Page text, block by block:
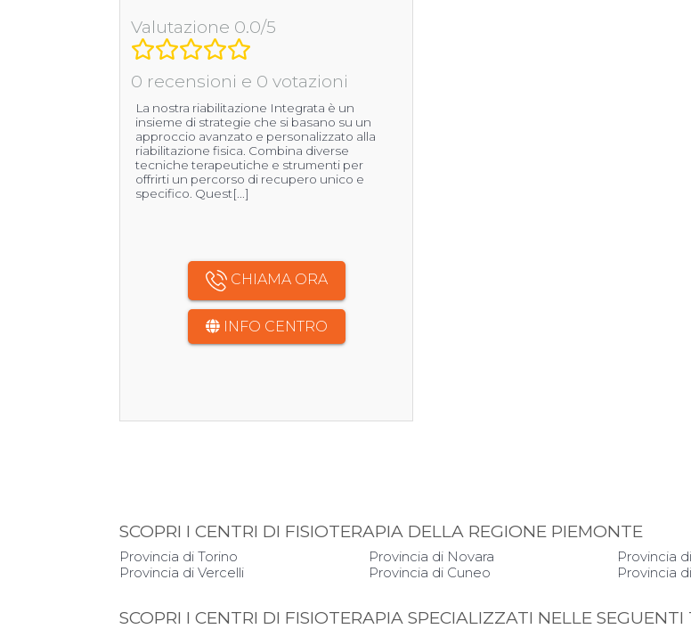
Valutazione 0.0/5
0 recensioni e 0 votazioni
La nostra riabilitazione Integrata è un
insieme di strategie che si basano su un
approccio avanzato e personalizzato alla
riabilitazione fisica. Combina diverse
tecniche terapeutiche e strumenti per
offrirti un percorso di recupero unico e
specifico. Quest[...]
CHIAMA ORA
INFO CENTRO
SCOPRI I CENTRI DI FISIOTERAPIA DELLA REGIONE PIEMONTE
Provincia di Torino
Provincia di Vercelli
Provincia di Novara
Provincia di Cuneo
Provincia
Provincia
SCOPRI I CENTRI DI FISIOTERAPIA SPECIALIZZATI NELLE SEGUENTI